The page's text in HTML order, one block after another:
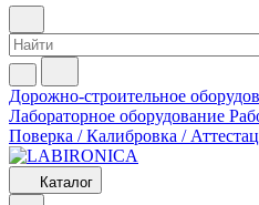
Дорожно-строительное
Лабораторное оборудование
Поверка / Калибровка /
Каталог